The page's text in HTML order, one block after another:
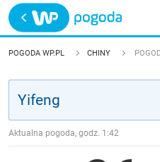
Trwa ładowanie
POLSKA
POGODA WP.PL CHINY
Aktualna pogoda, godz. 1:42